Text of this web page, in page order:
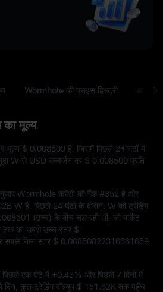
Wormhole की प्राइस हिस्ट्री आम
मूल्य
मूल्य $ 0.008509 है, जिसमें पिछले 24 घंटों में
W से USD कन्वर्ज़न दर $ 0.008509 प्रति
Wormhole करेंसी की रैंक #352 है और
W है. पिछले 24 घंटों के दौरान, W की ट्रेडिंग
(उच्च) के बीच चल रही थी, जो मार्केट
तक का सबसे उच्च स्तर $
सबसे निम्न स्तर $ 0.00850822316661659
पिछले एक घंटे में +0.43% और पिछले 7 दिनों में
दिन, कुल ट्रेडिंग वॉल्यूम $ 151.62K तक पहुँच